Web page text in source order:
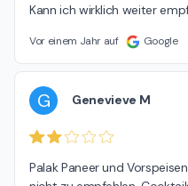
Kann ich wirklich weiter
Vor einem Jahr auf Google
G Genevieve M
Palak Paneer und